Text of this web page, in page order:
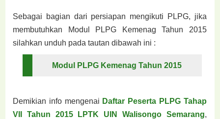
Sebagai bagian dari persiapan mengikuti PLPG, jika
membutuhkan Modul PLPG Kemenag Tahun 2015
silahkan unduh pada tautan dibawah ini :
Modul PLPG Kemenag Tahun 2015
Demikian info mengenai Daftar Peserta PLPG Tahap
VII Tahun 2015 LPTK UIN Walisongo Semarang,